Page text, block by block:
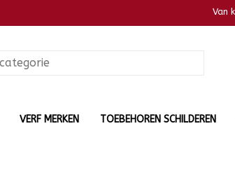
Van
VERF MERKEN TOEBEHOREN SCHILDEREN